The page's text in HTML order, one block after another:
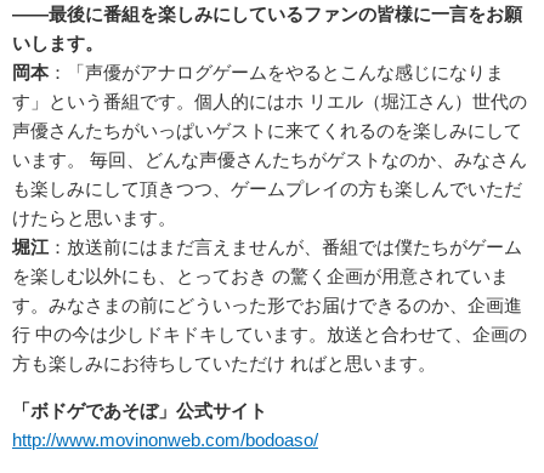
――最後に番組を楽しみにしているファンの皆様に一言をお願
いします。
岡本：「声優がアナログゲームをやるとこんな感じになりま
す」という番組です。個人的にはホ リエル（堀江さん）世代の
声優さんたちがいっぱいゲストに来てくれるのを楽しみにして
います。 毎回、どんな声優さんたちがゲストなのか、みなさん
も楽しみにして頂きつつ、ゲームプレイの方も楽しんでいただ
けたらと思います。
堀江：放送前にはまだ言えませんが、番組では僕たちがゲーム
を楽しむ以外にも、とっておき の驚く企画が用意されていま
す。みなさまの前にどういった形でお届けできるのか、企画進
行 中の今は少しドキドキしています。放送と合わせて、企画の
方も楽しみにお待ちしていただけ ればと思います。
「ボドゲであそぼ」公式サイト
http://www.movinonweb.com/bodoaso/